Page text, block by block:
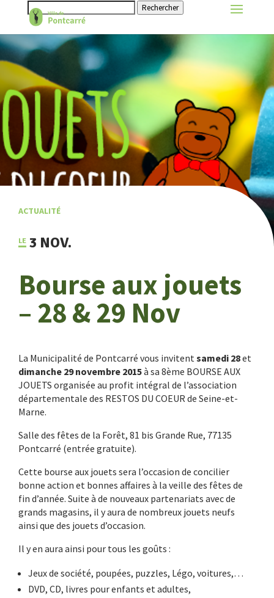
Rechercher
ACTUALITÉ
3 NOV.
Bourse aux jouets
– 28 & 29 Nov
La Municipalité de Pontcarré vous invitentsamedi 28et
dimanche 29 novembre 2015à sa 8ème BOURSE AUX
JOUETS organisée au profit intégral de l’association
départementale des RESTOS DU COEUR de Seine-et-
Marne.
Salle des fêtes de la Forêt, 81 bis Grande Rue, 77135
Pontcarré (entrée gratuite).
Cette bourse aux jouets sera l’occasion de concilier
bonne action et bonnes affaires à la veille des fêtes de
fin d’année. Suite à de nouveaux partenariats avec de
grands magasins, il y aura de nombreux jouets neufs
ainsi que des jouets d’occasion.
Il y en aura ainsi pour tous les goûts :
Jeux de société, poupées, puzzles, Légo, voitures,…
DVD, CD, livres pour enfants et adultes,